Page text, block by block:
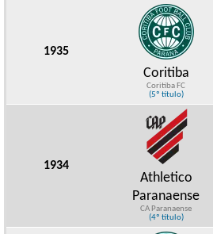
1935
Coritiba
Coritiba FC
(5º título)
1934
Athletico
Paranaense
CA Paranaense
(4º título)